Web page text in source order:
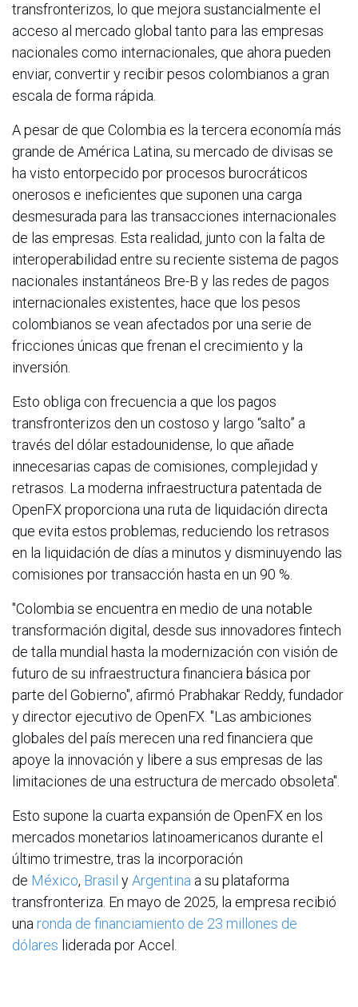
transfronterizos, lo que mejora sustancialmente el
acceso al mercado global tanto para las empresas
nacionales como internacionales, que ahora pueden
enviar, convertir y recibir pesos colombianos a gran
escala de forma rápida.
A pesar de que Colombia es la tercera economía más
grande de América Latina, su mercado de divisas se
ha visto entorpecido por procesos burocráticos
onerosos e ineficientes que suponen una carga
desmesurada para las transacciones internacionales
de las empresas. Esta realidad, junto con la falta de
interoperabilidad entre su reciente sistema de pagos
nacionales instantáneos Bre-B y las redes de pagos
internacionales existentes, hace que los pesos
colombianos se vean afectados por una serie de
fricciones únicas que frenan el crecimiento y la
inversión.
Esto obliga con frecuencia a que los pagos
transfronterizos den un costoso y largo “salto” a
través del dólar estadounidense, lo que añade
innecesarias capas de comisiones, complejidad y
retrasos. La moderna infraestructura patentada de
OpenFX proporciona una ruta de liquidación directa
que evita estos problemas, reduciendo los retrasos
en la liquidación de días a minutos y disminuyendo las
comisiones por transacción hasta en un 90 %.
"Colombia se encuentra en medio de una notable
transformación digital, desde sus innovadores fintech
de talla mundial hasta la modernización con visión de
futuro de su infraestructura financiera básica por
parte del Gobierno", afirmó Prabhakar Reddy, fundador
y director ejecutivo de OpenFX. "Las ambiciones
globales del país merecen una red financiera que
apoye la innovación y libere a sus empresas de las
limitaciones de una estructura de mercado obsoleta".
Esto supone la cuarta expansión de OpenFX en los
mercados monetarios latinoamericanos durante el
último trimestre, tras la incorporación
de México, Brasil yArgentina a su plataforma
transfronteriza. En mayo de 2025, la empresa recibió
una ronda de financiamiento de 23 millones de
dólares liderada por Accel.